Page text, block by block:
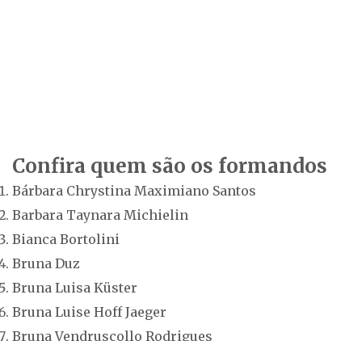
Confira quem são os formandos
Bárbara Chrystina Maximiano Santos
Barbara Taynara Michielin
Bianca Bortolini
Bruna Duz
Bruna Luisa Küster
Bruna Luise Hoff Jaeger
Bruna Vendruscollo Rodrigues